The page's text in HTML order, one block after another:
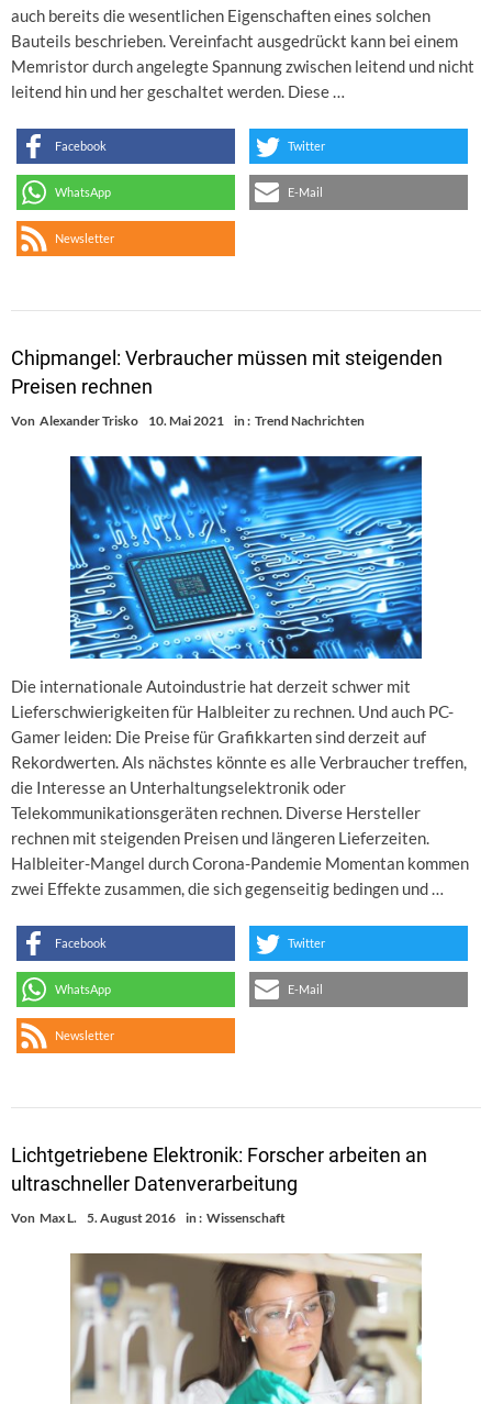
auch bereits die wesentlichen Eigenschaften eines solchen
Bauteils beschrieben. Vereinfacht ausgedrückt kann bei einem
Memristor durch angelegte Spannung zwischen leitend und nicht
leitend hin und her geschaltet werden. Diese …
Facebook Twitter
WhatsApp E-Mail
Newsletter
Chipmangel: Verbraucher müssen mit steigenden
Preisen rechnen
Von Alexander Trisko 10. Mai 2021 in : Trend Nachrichten
Die internationale Autoindustrie hat derzeit schwer mit
Lieferschwierigkeiten für Halbleiter zu rechnen. Und auch PC-
Gamer leiden: Die Preise für Grafikkarten sind derzeit auf
Rekordwerten. Als nächstes könnte es alle Verbraucher treffen,
die Interesse an Unterhaltungselektronik oder
Telekommunikationsgeräten rechnen. Diverse Hersteller
rechnen mit steigenden Preisen und längeren Lieferzeiten.
Halbleiter-Mangel durch Corona-Pandemie Momentan kommen
zwei Effekte zusammen, die sich gegenseitig bedingen und …
Facebook Twitter
WhatsApp E-Mail
Newsletter
Lichtgetriebene Elektronik: Forscher arbeiten an
ultraschneller Datenverarbeitung
Von Max L. 5. August 2016 in : Wissenschaft